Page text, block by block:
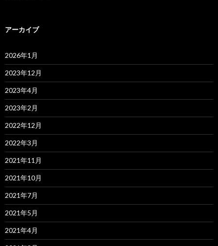
アーカイブ
2026年1月
2023年12月
2023年4月
2023年2月
2022年12月
2022年3月
2021年11月
2021年10月
2021年7月
2021年5月
2021年4月